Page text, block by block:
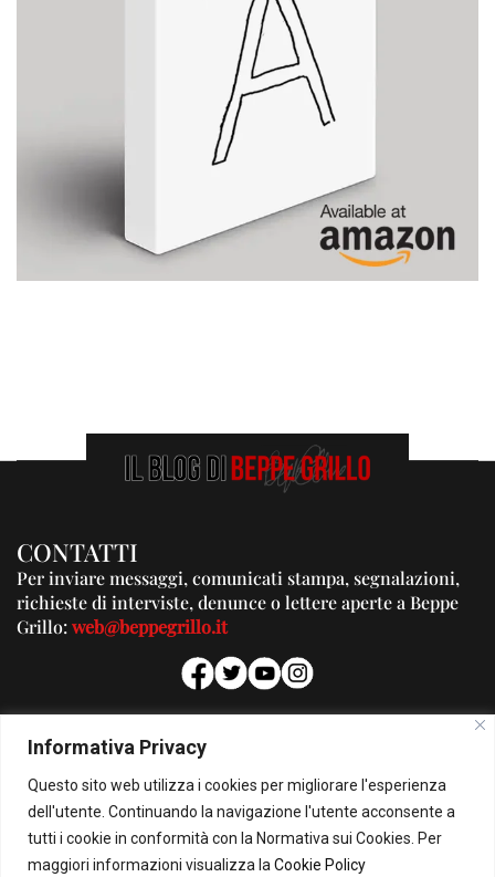
Informativa Privacy
Questo sito web utilizza i cookies per migliorare l'esperienza
dell'utente. Continuando la navigazione l'utente acconsente a
tutti i cookie in conformità con la Normativa sui Cookies. Per
maggiori informazioni visualizza la Cookie Policy
CONTATTI
Per inviare messaggi, comunicati stampa, segnalazioni,
richieste di interviste, denunce o lettere aperte a Beppe
Grillo:web@beppegrillo.it
PUBBLICITA'
Per la tua pubblicità su questo Blog:
pubblicita@beppegrillo.it